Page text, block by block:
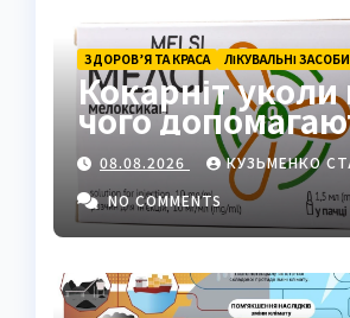
ЗДОРОВ’Я ТА КРАСА ЛІКУВАЛЬНІ ЗАСОБИ
Кокарніт уколи
чого
працюють
08.08.2026
КУЗЬМЕНКО
NO COMMENTS